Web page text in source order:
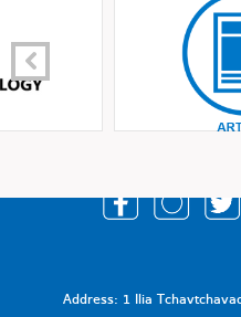
Address: 1 Ilia